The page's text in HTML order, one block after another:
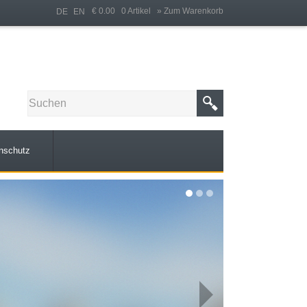
€ 0.00 0 Artikel » Zum Warenkorb
DE EN